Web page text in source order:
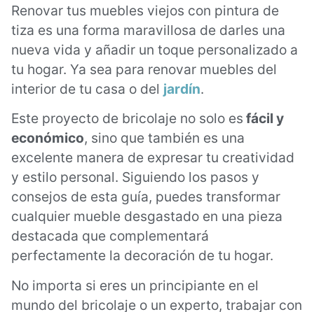
Renovar tus muebles viejos con pintura de
tiza es una forma maravillosa de darles una
nueva vida y añadir un toque personalizado a
tu hogar. Ya sea para renovar muebles del
interior de tu casa o del jardín.
Este proyecto de bricolaje no solo es fácil y
económico, sino que también es una
excelente manera de expresar tu creatividad
y estilo personal. Siguiendo los pasos y
consejos de esta guía, puedes transformar
cualquier mueble desgastado en una pieza
destacada que complementará
perfectamente la decoración de tu hogar.
No importa si eres un principiante en el
mundo del bricolaje o un experto, trabajar con